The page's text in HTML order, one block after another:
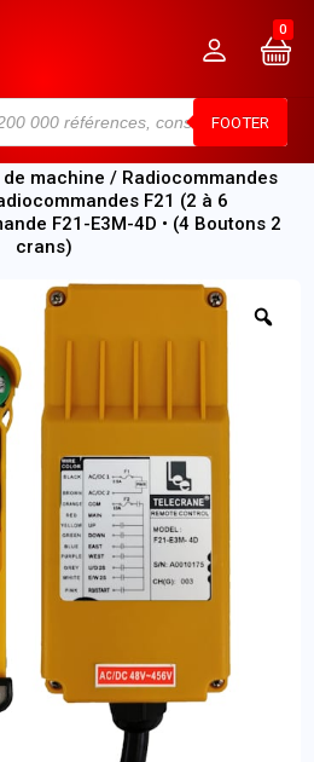
FOOTER
0
machine / Radiocommandes
F21 (2 à 6
F21-E3M-4D • (4 Boutons 2
crans)